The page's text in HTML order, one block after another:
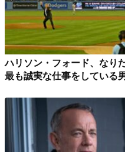
ハリソン・フォード、なり
最も誠実な仕事をしている